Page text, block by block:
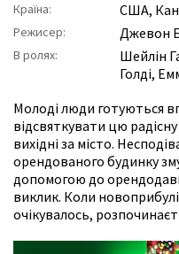
Країна: США,
Режисер: Джевон
В ролях: Шейлін
Голді,
Молоді люди готуються
відсвяткувати цю
вихідні за місто.
орендованого будинку
допомогою до
виклик. Коли
очікувалось,